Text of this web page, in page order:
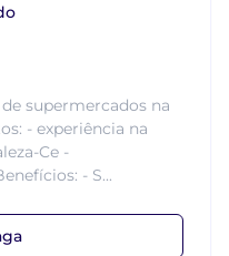
supermercados na
- experiência na
Ce -
- S...